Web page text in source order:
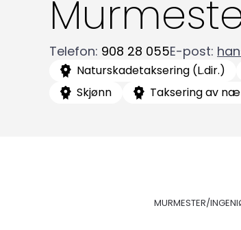
Telefon: 908 28 055E-post:
Naturskadetaksering (L.dir.)
Skjønn
Taksering av
MURMESTER/